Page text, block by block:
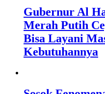
Gubernur Al
Merah Putih
Bisa Layani
Kebutuhannya